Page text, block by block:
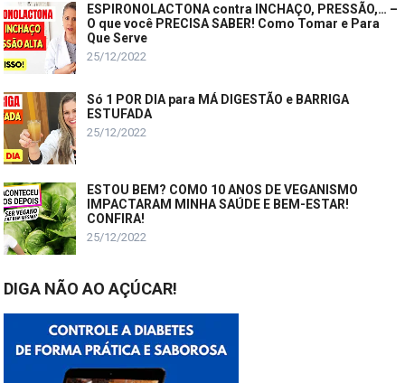
ESPIRONOLACTONA contra INCHAÇO, PRESSÃO,… –
O que você PRECISA SABER! Como Tomar e Para
Que Serve
25/12/2022
Só 1 POR DIA para MÁ DIGESTÃO e BARRIGA
ESTUFADA
25/12/2022
ESTOU BEM? COMO 10 ANOS DE VEGANISMO
IMPACTARAM MINHA SAÚDE E BEM-ESTAR!
CONFIRA!
25/12/2022
DIGA NÃO AO AÇÚCAR!